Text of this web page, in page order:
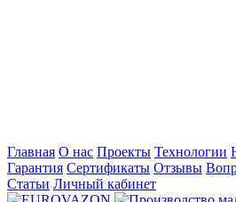
Главная О нас Проекты Технологии
Гарантия Сертификаты Отзывы
Статьи Личный кабинет